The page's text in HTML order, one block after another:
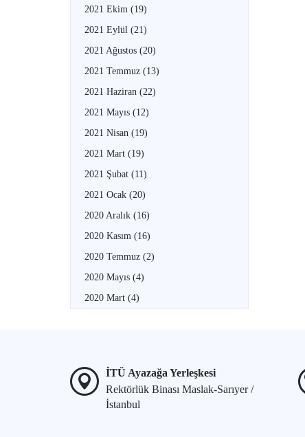
2021 Ekim (19)
2021 Eylül (21)
2021 Ağustos (20)
2021 Temmuz (13)
2021 Haziran (22)
2021 Mayıs (12)
2021 Nisan (19)
2021 Mart (19)
2021 Şubat (11)
2021 Ocak (20)
2020 Aralık (16)
2020 Kasım (16)
2020 Temmuz (2)
2020 Mayıs (4)
2020 Mart (4)
İTÜ Ayazağa Yerleşkesi
Rektörlük Binası Maslak-Sarıyer /
İstanbul